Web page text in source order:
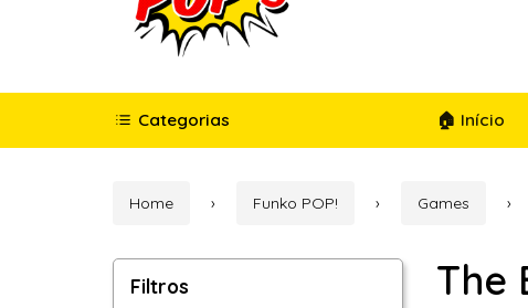
🏠 Início
Categorias
Home Funko POP! Games
Filtros
Filtros The